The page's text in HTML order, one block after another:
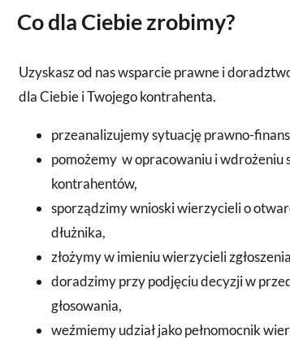
Co dla Ciebie zrobimy?
Uzyskasz od nas wsparcie prawne i
dla Ciebie i Twojego kontrahenta.
przeanalizujemy sytuację prawno-
pomożemy w opracowaniu i wdrożeniu
kontrahentów,
sporządzimy wnioski wierzycieli o
dłużnika,
złożymy w imieniu wierzycieli
doradzimy przy podjęciu decyzji w
głosowania,
weźmiemy udział jako pełnomocnik